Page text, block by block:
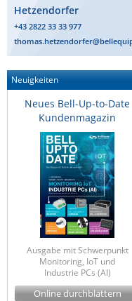
Hetzendorfer
+43 2822 33 33 977
Neuigkeiten
Neues Bell-Up-to-Date
Kundenmagazin
Ausgabe mit Schwerpunkt
Monitoring, IoT und
Industrie PCs (AI)
Online durchblättern